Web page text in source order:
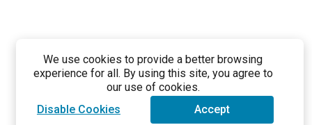
We use cookies to provide a better browsing
experience for all. By using this site, you agree to
our use of cookies.
Disable Cookies
Accept